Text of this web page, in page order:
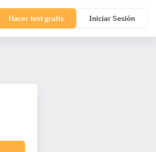
Hacer test gratis Iniciar Sesión